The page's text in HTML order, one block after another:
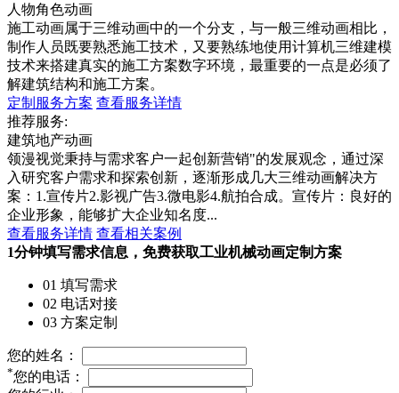
人物角色动画
施工动画属于三维动画中的一个分支，与一般三维动画相比，
制作人员既要熟悉施工技术，又要熟练地使用计算机三维建模
技术来搭建真实的施工方案数字环境，最重要的一点是必须了
解建筑结构和施工方案。
定制服务方案 查看服务详情
推荐服务:
建筑地产动画
领漫视觉秉持与需求客户一起创新营销"的发展观念，通过深
入研究客户需求和探索创新，逐渐形成几大三维动画解决方
案：1.宣传片2.影视广告3.微电影4.航拍合成。宣传片：良好的
企业形象，能够扩大企业知名度...
查看服务详情 查看相关案例
1分钟填写需求信息，免费获取工业机械动画定制方案
01 填写需求
02 电话对接
03 方案定制
您的姓名：
*您的电话：